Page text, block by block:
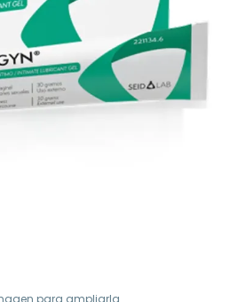
para ampliarla